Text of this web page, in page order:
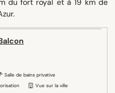
Salle de bains privative
Vue sur la ville